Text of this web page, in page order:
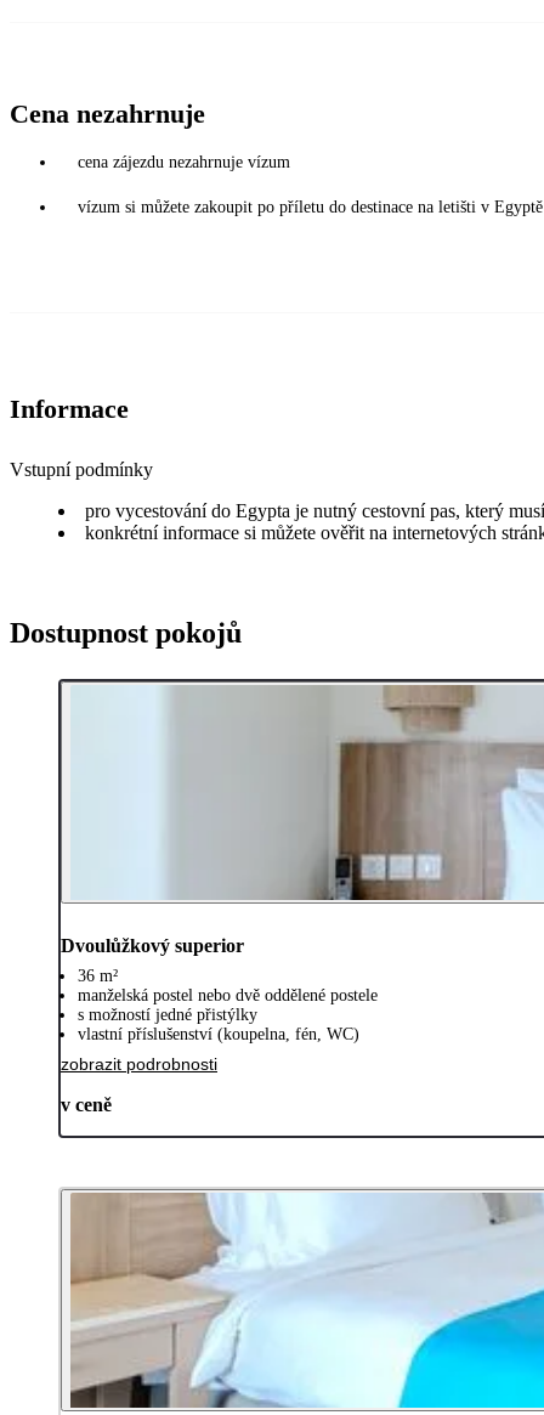
Cena nezahrnuje
cena zájezdu nezahrnuje vízum
vízum si můžete zakoupit po příletu do destinace na letišti v
Informace
Vstupní podmínky
pro vycestování do Egypta je nutný cestovní pas, který
konkrétní informace si můžete ověřit na internetových
Dostupnost pokojů
Dvoulůžkový superior
36 m²
manželská postel nebo dvě oddělené postele
s možností jedné přistýlky
vlastní příslušenství (koupelna, fén, WC)
zobrazit podrobnosti
v ceně